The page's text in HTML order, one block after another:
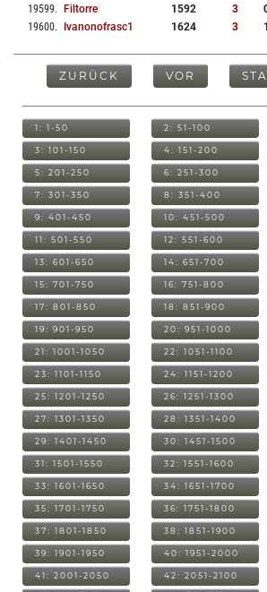
19599. Filtorre 1592 3
19600. Ivanonofrasc1 1624 3 1
ZURÜCK VOR
1: 1-50 2: 51-100
3: 101-150 4: 151-200
5: 201-250 6: 251-300
7: 301-350 8: 351-400
9: 401-450 10: 451-500
11: 501-550 12: 551-600
13: 601-650 14: 651-700
15: 701-750 16: 751-800
17: 801-850 18: 851-900
19: 901-950 20: 951-1000
21: 1001-1050 22: 1051-1100
23: 1101-1150 24: 1151-1200
25: 1201-1250 26: 1251-1300
27: 1301-1350 28: 1351-1400
29: 1401-1450 30: 1451-1500
31: 1501-1550 32: 1551-1600
33: 1601-1650 34: 1651-1700
35: 1701-1750 36: 1751-1800
37: 1801-1850 38: 1851-1900
39: 1901-1950 40: 1951-2000
41: 2001-2050 42: 2051-2100